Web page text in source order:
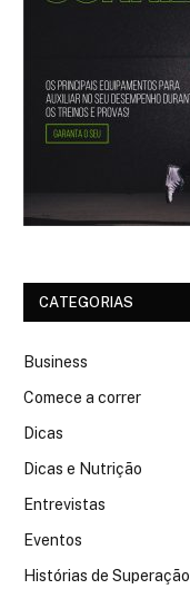
CATEGORIAS
Business
Comece a correr
Dicas
Dicas e Nutrição
Entrevistas
Eventos
Histórias de Superação